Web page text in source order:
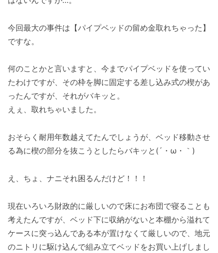
今回最大の事件は【パイプベッドの留め金取れちゃった】
ですな。
何のことかと言いますと、今までパイプベッドを使ってい
たわけですが、その枠を脚に固定する差し込み式の楔があ
ったんですが、それがバキッと。
えぇ、取れちゃいました。
おそらく耐用年数越えてたんでしょうが、ベッド移動させ
る為に楔の部分を抜こうとしたらバキッと(´・ω・｀)
え、ちょ、ナニそれ困るんだけど！！！
現在いろいろ財政的に厳しいので床にお布団で寝ることも
考えたんですが、ベッド下に収納がないと本棚から溢れて
ケースに突っ込んである本が置けなくて厳しいので、地元
のニトリに駆け込んで組み立てベッドをお買い上げしまし